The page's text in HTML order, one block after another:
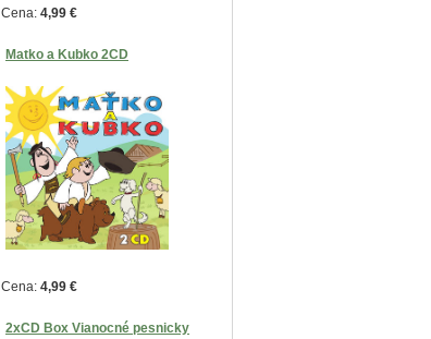
Cena: 4,99 €
Matko a Kubko 2CD
Cena: 4,99 €
2xCD Box Vianocné pesnicky